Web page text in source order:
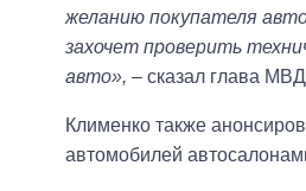
желанию покупателя
захочет проверить
авто», – сказал глава
Клименко также
автомобилей